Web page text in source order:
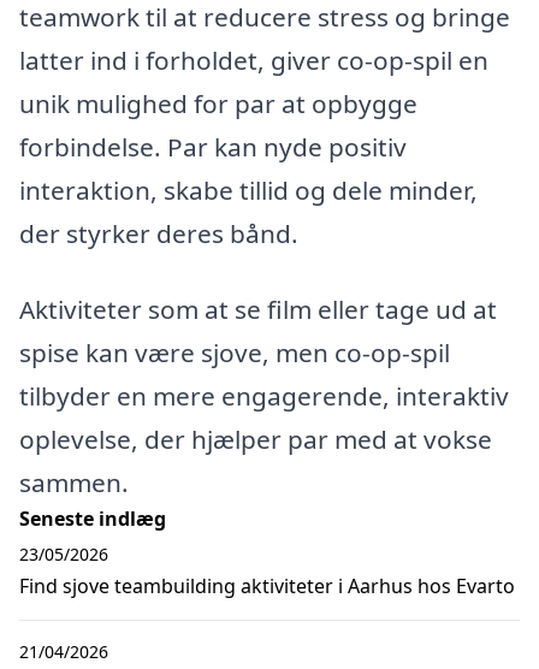
teamwork til at reducere stress og bringe
latter ind i forholdet, giver co-op-spil en
unik mulighed for par at opbygge
forbindelse. Par kan nyde positiv
interaktion, skabe tillid og dele minder,
der styrker deres bånd.
Aktiviteter som at se film eller tage ud at
spise kan være sjove, men co-op-spil
tilbyder en mere engagerende, interaktiv
oplevelse, der hjælper par med at vokse
sammen.
Seneste indlæg
Find sjove teambuilding aktiviteter i Aarhus hos Evarto
23/05/2026
21/04/2026